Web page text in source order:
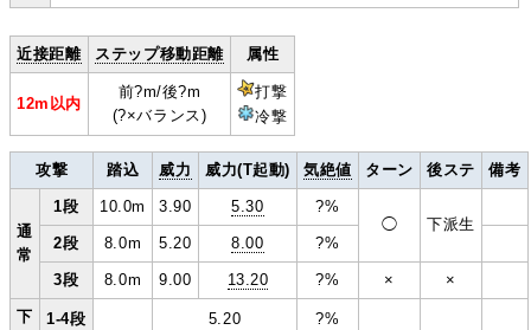
近接距離 ステップ移動距離 属性
12m以内
前?m/後?m
(?×バランス)
打撃
冷撃
攻撃 踏込 威力 威力(T起動) 気絶値 ターン 後ステ 備考
通
常
1段 10.0m 3.90 5.30
?%
◯
下派生
2段
8.0m 5.20 8.00 ?%
3段 8.0m 9.00 13.20 ?% × ×
下
1-4段
5.20
?%